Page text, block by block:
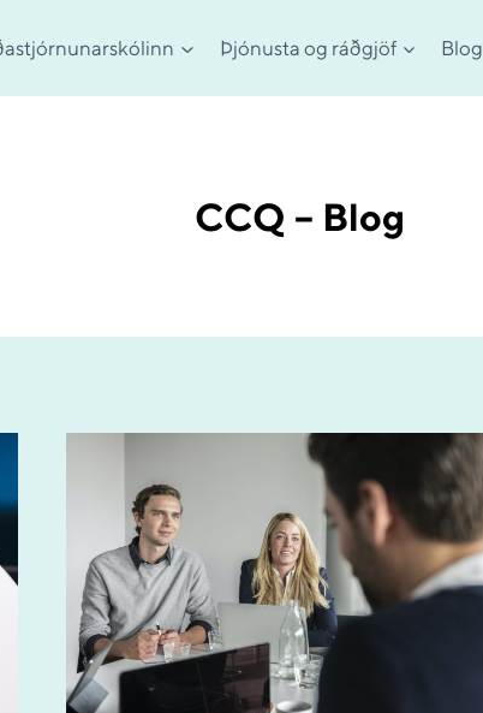
Þjónusta og ráðgjöf Blog
CCQ – Blog